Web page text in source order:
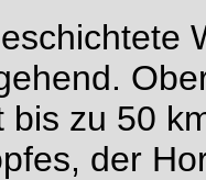
bis zu 50
der